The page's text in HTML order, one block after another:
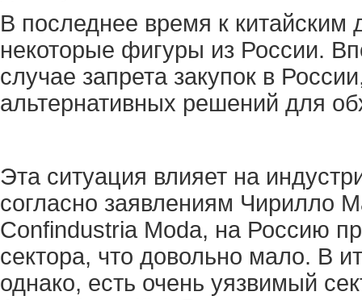
В последнее время к китайским
некоторые фигуры из России.
случае запрета закупок в
альтернативных решений для
Эта ситуация влияет на
согласно заявлениям Чирилло
Confindustria Moda, на Россию
сектора, что довольно мало. В
однако, есть очень уязвимый